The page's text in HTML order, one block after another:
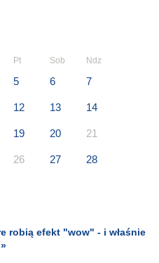
Pt Sob Ndz
5 6 7
12 13 14
19 20 21
26 27 28
robią efekt "wow" - i właśnie